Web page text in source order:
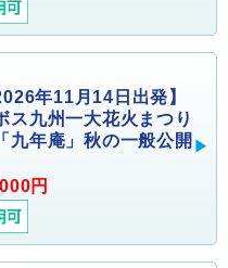
年11月14日出発】
ス九州一大花火まつり
九年庵」秋の一般公開
円